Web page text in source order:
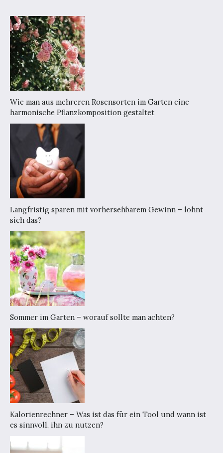
Wie man aus mehreren Rosensorten im Garten eine
harmonische Pflanzkomposition gestaltet
Langfristig sparen mit vorhersehbarem Gewinn – lohnt
sich das?
Sommer im Garten – worauf sollte man achten?
Kalorienrechner – Was ist das für ein Tool und wann ist
es sinnvoll, ihn zu nutzen?